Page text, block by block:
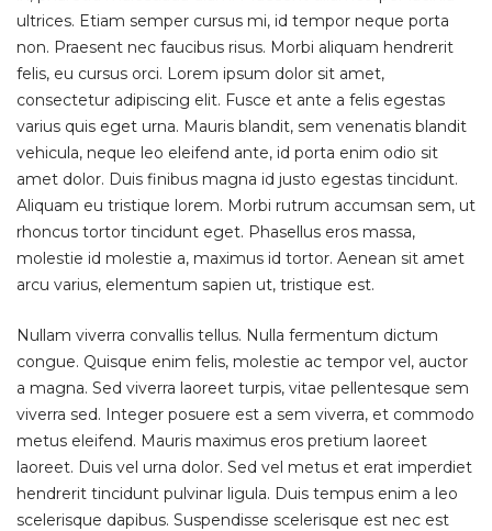
ultrices. Etiam semper cursus mi, id tempor neque porta
non. Praesent nec faucibus risus. Morbi aliquam hendrerit
felis, eu cursus orci. Lorem ipsum dolor sit amet,
consectetur adipiscing elit. Fusce et ante a felis egestas
varius quis eget urna. Mauris blandit, sem venenatis blandit
vehicula, neque leo eleifend ante, id porta enim odio sit
amet dolor. Duis finibus magna id justo egestas tincidunt.
Aliquam eu tristique lorem. Morbi rutrum accumsan sem, ut
rhoncus tortor tincidunt eget. Phasellus eros massa,
molestie id molestie a, maximus id tortor. Aenean sit amet
arcu varius, elementum sapien ut, tristique est.
Nullam viverra convallis tellus. Nulla fermentum dictum
congue. Quisque enim felis, molestie ac tempor vel, auctor
a magna. Sed viverra laoreet turpis, vitae pellentesque sem
viverra sed. Integer posuere est a sem viverra, et commodo
metus eleifend. Mauris maximus eros pretium laoreet
laoreet. Duis vel urna dolor. Sed vel metus et erat imperdiet
hendrerit tincidunt pulvinar ligula. Duis tempus enim a leo
scelerisque dapibus. Suspendisse scelerisque est nec est